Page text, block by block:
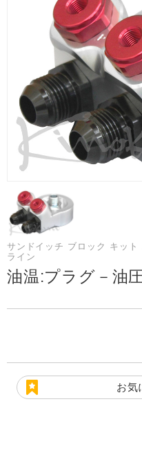
サンドイッチ ブロック キッ
ライン
油温:プラグ－油
お気